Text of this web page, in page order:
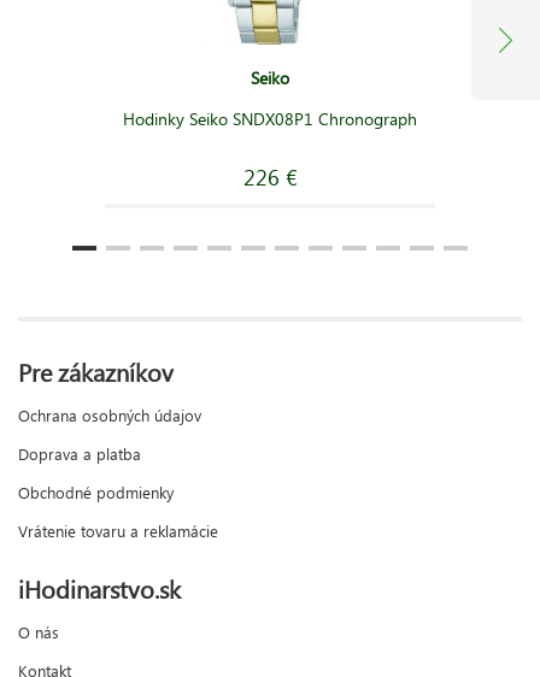
Seiko
Hodinky Seiko SNDX08P1 Chronograph
226 €
Pre zákazníkov
Ochrana osobných údajov
Doprava a platba
Obchodné podmienky
Vrátenie tovaru a reklamácie
iHodinarstvo.sk
O nás
Kontakt